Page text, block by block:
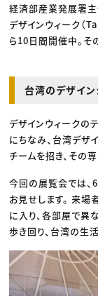
経済部産業発展署
デザインウィーク（
ら10日間開催中。そ
台湾のデザイ
デザインウィークの
にちなみ、台湾デザ
チームを招き、その
今回の展覧会では、
お見せします。 来
に入り、各部屋で異
歩き回り、台湾の生